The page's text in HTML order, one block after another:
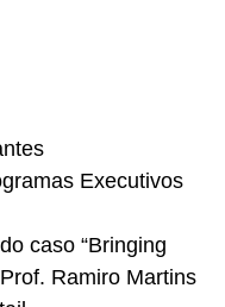
Executivos
caso “Bringing
Ramiro Martins